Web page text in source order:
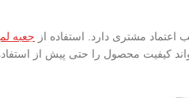
جعبه
کیفیت محصول را حتی پیش از